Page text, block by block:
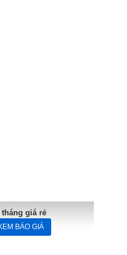
tháng giá rẻ
BÁO GIÁ